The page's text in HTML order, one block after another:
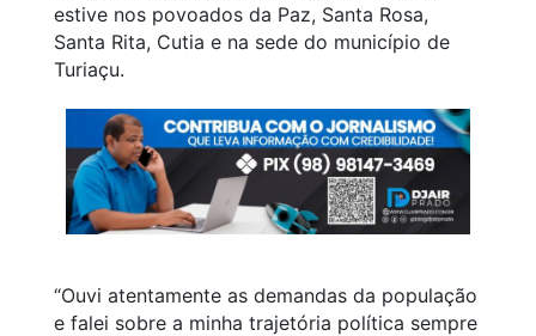
estive nos povoados da Paz, Santa Rosa,
Santa Rita, Cutia e na sede do município de
Turiaçu.
“Ouvi atentamente as demandas da população
e falei sobre a minha trajetória política sempre